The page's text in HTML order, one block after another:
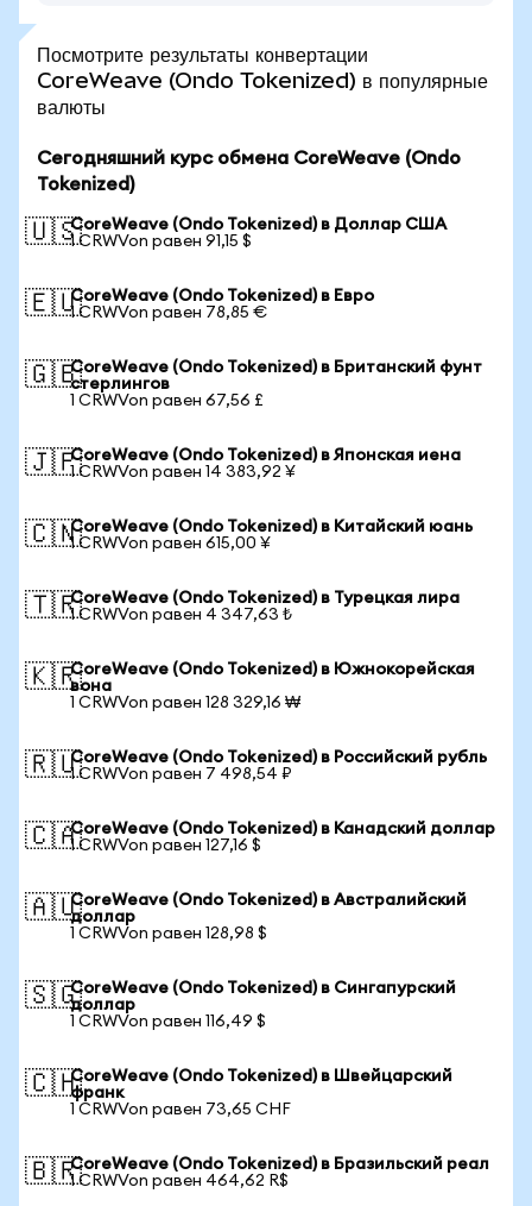
Посмотрите результаты конвертации
CoreWeave (Ondo Tokenized) в популярные
валюты
Сегодняшний курс обмена CoreWeave (Ondo
Tokenized)
🇺🇸CoreWeave (Ondo Tokenized) в Доллар США
1 CRWVon равен 91,15 $
🇪🇺CoreWeave (Ondo Tokenized) в Евро
1 CRWVon равен 78,85 €
🇬🇧CoreWeave (Ondo Tokenized) в Британский фунт
стерлингов
1 CRWVon равен 67,56 £
🇯🇵CoreWeave (Ondo Tokenized) в Японская иена
1 CRWVon равен 14 383,92 ¥
🇨🇳CoreWeave (Ondo Tokenized) в Китайский юань
1 CRWVon равен 615,00 ¥
🇹🇷CoreWeave (Ondo Tokenized) в Турецкая лира
1 CRWVon равен 4 347,63 ₺
🇰🇷CoreWeave (Ondo Tokenized) в Южнокорейская
вона
1 CRWVon равен 128 329,16 ₩
🇷🇺CoreWeave (Ondo Tokenized) в Российский рубль
1 CRWVon равен 7 498,54 ₽
🇨🇦CoreWeave (Ondo Tokenized) в Канадский доллар
1 CRWVon равен 127,16 $
🇦🇺CoreWeave (Ondo Tokenized) в Австралийский
доллар
1 CRWVon равен 128,98 $
🇸🇬CoreWeave (Ondo Tokenized) в Сингапурский
доллар
1 CRWVon равен 116,49 $
🇨🇭CoreWeave (Ondo Tokenized) в Швейцарский
франк
1 CRWVon равен 73,65 CHF
🇧🇷CoreWeave (Ondo Tokenized) в Бразильский реал
1 CRWVon равен 464,62 R$